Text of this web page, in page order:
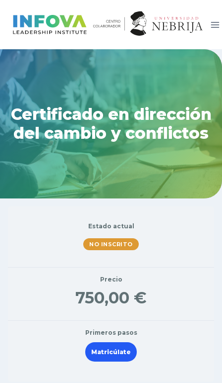
contenido
Certificado en dirección
del cambio y conflictos
Estado actual
NO INSCRITO
Precio
750,00 €
Primeros pasos
Matricúlate